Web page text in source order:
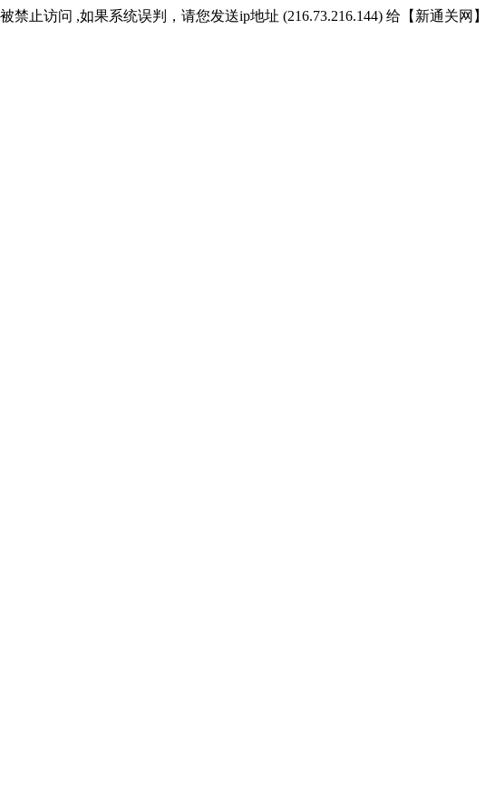
止访问 ,如果系统误判，请您发送ip地址 (216.73.216.144) 给【新通关网】